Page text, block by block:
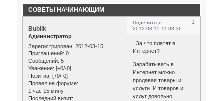
СОВЕТЫ НАЧИНАЮЩИМ
Поделиться
1
2012-03-15 11:08:36
Bublik
Администратор
Зарегистрирован: 2012-03-15
Приглашений: 0
Сообщений: 5
Уважение: [+0/-0]
Позитив: [+0/-0]
Провел на форуме:
1 час 15 минут
Последний визит:
. За что платят в
Интернет?
Зарабатывать в
Интернет можно
продавая товары и
услуги. И товаров и
услуг довольно